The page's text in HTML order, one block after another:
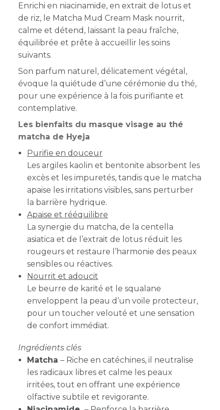
Enrichi en niacinamide, en extrait de lotus et
de riz, le Matcha Mud Cream Mask nourrit,
calme et détend, laissant la peau fraîche,
équilibrée et prête à accueillir les soins
suivants.
Son parfum naturel, délicatement végétal,
évoque la quiétude d’une cérémonie du thé,
pour une expérience à la fois purifiante et
contemplative.
Les bienfaits du masque visage au thé
matcha de Hyeja
Purifie en douceur
Les argiles kaolin et bentonite absorbent les
excès et les impuretés, tandis que le matcha
apaise les irritations visibles, sans perturber
la barrière hydrique.
Apaise et rééquilibre
La synergie du matcha, de la centella
asiatica et de l’extrait de lotus réduit les
rougeurs et restaure l’harmonie des peaux
sensibles ou réactives.
Nourrit et adoucit
Le beurre de karité et le squalane
enveloppent la peau d’un voile protecteur,
pour un toucher velouté et une sensation
de confort immédiat.
Ingrédients clés
Matcha – Riche en catéchines, il neutralise
les radicaux libres et calme les peaux
irritées, tout en offrant une expérience
olfactive subtile et revigorante.